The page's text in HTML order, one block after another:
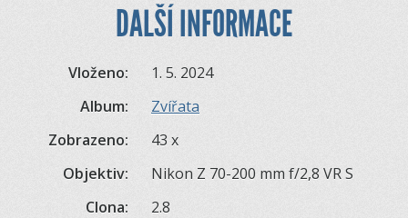
DALŠÍ INFORMACE
Vloženo:
1. 5. 2024
Album:
Zvířata
Zobrazeno:
43 x
Objektiv:
Nikon Z 70-200 mm f/2,8 VR S
Clona:
2.8